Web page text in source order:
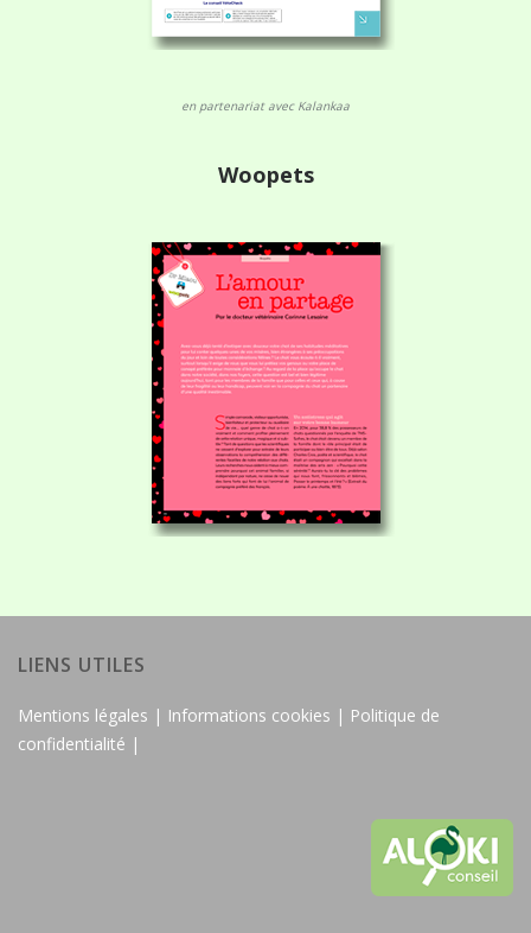
en partenariat avec Kalankaa
Woopets
LIENS UTILES
Mentions légales | Informations cookies | Politique de
confidentialité |